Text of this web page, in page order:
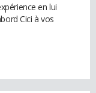
en lui
Cici à vos